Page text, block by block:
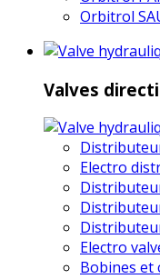
Orbitrol
Valves
Electro
Electro
Bobines et